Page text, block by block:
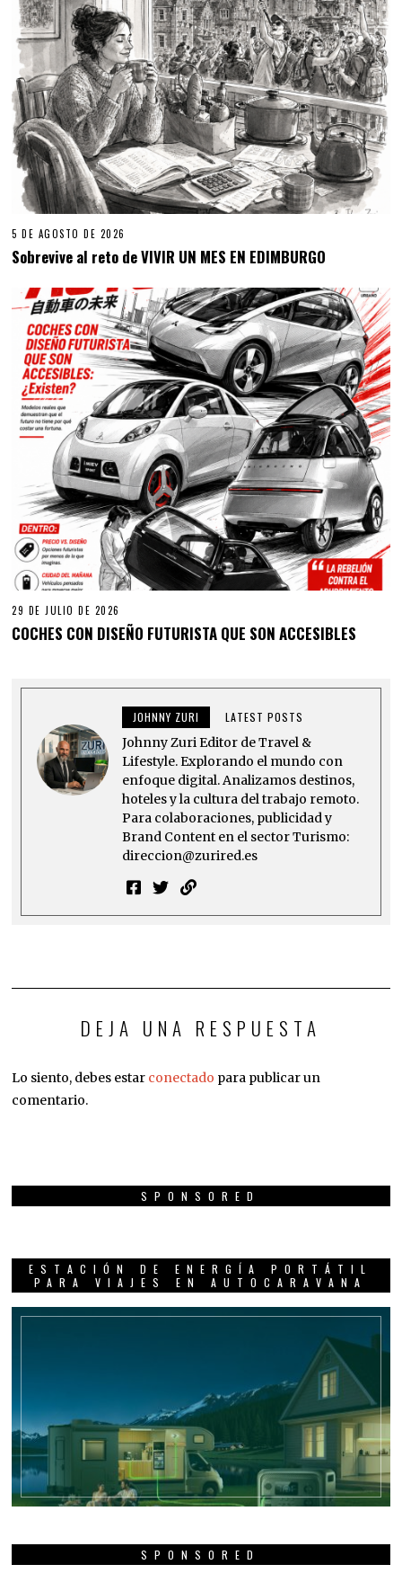
5 DE AGOSTO DE 2026
Sobrevive al reto de VIVIR UN MES EN EDIMBURGO
29 DE JULIO DE 2026
COCHES CON DISEÑO FUTURISTA QUE SON ACCESIBLES
JOHNNY ZURI LATEST POSTS
Johnny Zuri Editor de Travel &
Lifestyle. Explorando el mundo con
enfoque digital. Analizamos destinos,
hoteles y la cultura del trabajo remoto.
Para colaboraciones, publicidad y
Brand Content en el sector Turismo:
direccion@zurired.es
DEJA UNA RESPUESTA
Lo siento, debes estar conectado para publicar un
comentario.
SPONSORED
ESTACIÓN DE ENERGÍA PORTÁTIL
PARA VIAJES EN AUTOCARAVANA
SPONSORED